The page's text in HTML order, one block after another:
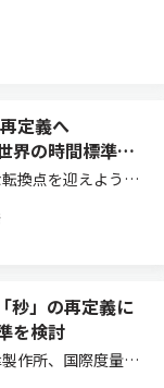
定義へ
界の時間標準を
換点を迎えようと
性があるからだ。
ているのが、東京
秒」の再定義に
を検討
作所、国際度量衡